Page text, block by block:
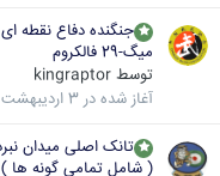
جنگنده دفاع نقطه ای
میگ-29 فالکروم
توسط kingraptor
آغاز شده در 3 اردیبهشت 1386
( شامل تمامی گونه ها )